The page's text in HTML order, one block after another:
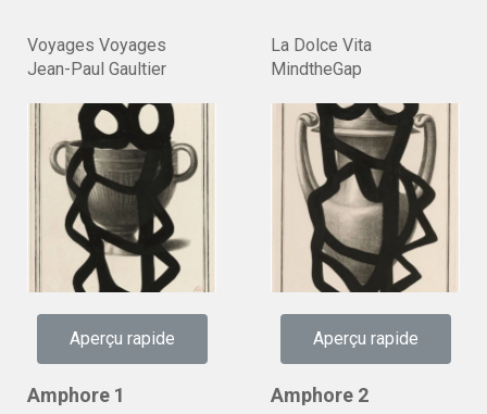
Voyages Voyages
Jean-Paul Gaultier
La Dolce Vita
MindtheGap
Aperçu rapide
Amphore 1
Aperçu rapide
Amphore 2